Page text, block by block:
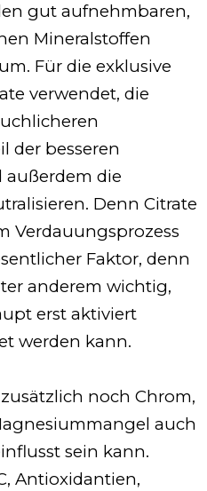
gut aufnehmbaren,
Mineralstoffen
Für die exklusive
verwendet, die
der besseren
die
Denn Citrate
Verdauungsprozess
Faktor, denn
anderem wichtig,
erst aktiviert
werden kann.
noch Chrom,
auch
sein kann.
Antioxidantien,